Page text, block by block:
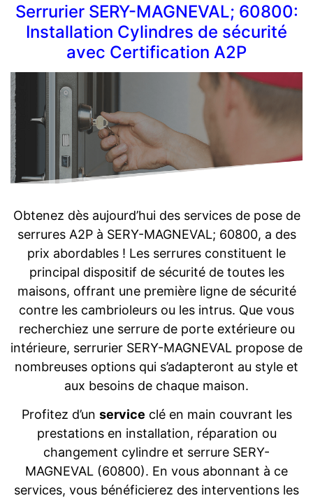
Serrurier SERY-MAGNEVAL; 60800:
Installation Cylindres de sécurité
avec Certification A2P
Obtenez dès aujourd’hui des services de pose de
serrures A2P à SERY-MAGNEVAL; 60800, a des
prix abordables ! Les serrures constituent le
principal dispositif de sécurité de toutes les
maisons, offrant une première ligne de sécurité
contre les cambrioleurs ou les intrus. Que vous
recherchiez une serrure de porte extérieure ou
intérieure, serrurier SERY-MAGNEVAL propose de
nombreuses options qui s’adapteront au style et
aux besoins de chaque maison.
Profitez d’un service clé en main couvrant les
prestations en installation, réparation ou
changement cylindre et serrure SERY-
MAGNEVAL (60800). En vous abonnant à ce
services, vous bénéficierez des interventions les